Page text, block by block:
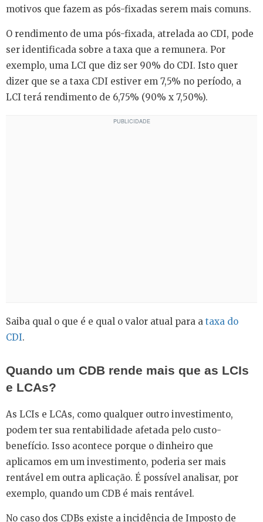
motivos que fazem as pós-fixadas serem mais comuns.
O rendimento de uma pós-fixada, atrelada ao CDI, pode
ser identificada sobre a taxa que a remunera. Por
exemplo, uma LCI que diz ser 90% do CDI. Isto quer
dizer que se a taxa CDI estiver em 7,5% no período, a
LCI terá rendimento de 6,75% (90% x 7,50%).
Saiba qual o que é e qual o valor atual para a taxa do
CDI.
Quando um CDB rende mais que as LCIs
e LCAs?
As LCIs e LCAs, como qualquer outro investimento,
podem ter sua rentabilidade afetada pelo custo-
benefício. Isso acontece porque o dinheiro que
aplicamos em um investimento, poderia ser mais
rentável em outra aplicação. É possível analisar, por
exemplo, quando um CDB é mais rentável.
No caso dos CDBs existe a incidência de Imposto de